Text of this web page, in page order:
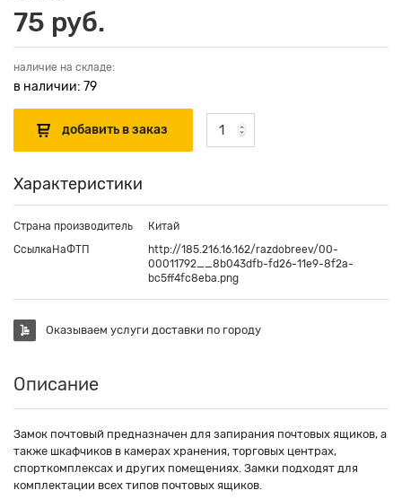
75 руб.
наличие на складе:
в наличии: 79
Характеристики
Страна производитель
Китай
СсылкаНаФТП
http://185.216.16.162/razdobreev/00-
00011792__8b043dfb-fd26-11e9-8f2a-
bc5ff4fc8eba.png
Оказываем услуги доставки по городу
Описание
Замок почтовый предназначен для запирания почтовых ящиков, а
также шкафчиков в камерах хранения, торговых центрах,
спорткомплексах и других помещениях. Замки подходят для
комплектации всех типов почтовых ящиков.